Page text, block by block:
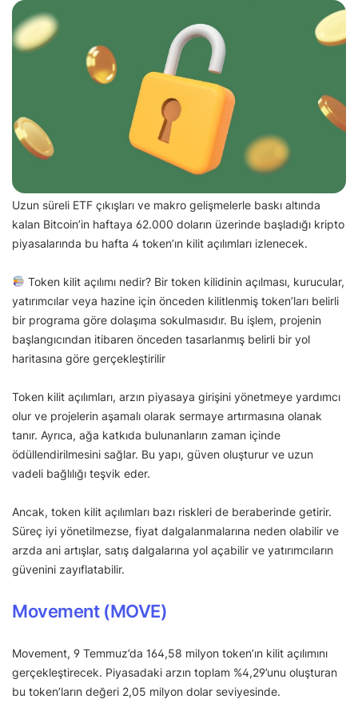
Uzun süreli ETF çıkışları ve makro gelişmelerle baskı altında
kalan Bitcoin’in haftaya 62.000 doların üzerinde başladığı kripto
piyasalarında bu hafta 4 token’ın kilit açılımları izlenecek.
Token kilit açılımı nedir? Bir token kilidinin açılması, kurucular,
yatırımcılar veya hazine için önceden kilitlenmiş token’ları belirli
bir programa göre dolaşıma sokulmasıdır. Bu işlem, projenin
başlangıcından itibaren önceden tasarlanmış belirli bir yol
haritasına göre gerçekleştirilir
Token kilit açılımları, arzın piyasaya girişini yönetmeye yardımcı
olur ve projelerin aşamalı olarak sermaye artırmasına olanak
tanır. Ayrıca, ağa katkıda bulunanların zaman içinde
ödüllendirilmesini sağlar. Bu yapı, güven oluşturur ve uzun
vadeli bağlılığı teşvik eder.
Ancak, token kilit açılımları bazı riskleri de beraberinde getirir.
Süreç iyi yönetilmezse, fiyat dalgalanmalarına neden olabilir ve
arzda ani artışlar, satış dalgalarına yol açabilir ve yatırımcıların
güvenini zayıflatabilir.
Movement (MOVE)
Movement, 9 Temmuz’da 164,58 milyon token’ın kilit açılımını
gerçekleştirecek. Piyasadaki arzın toplam %4,29’unu oluşturan
bu token’ların değeri 2,05 milyon dolar seviyesinde.